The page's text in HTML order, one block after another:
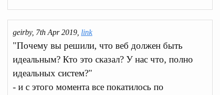
geirby, 7th Apr 2019, link
"Почему вы решили, что веб должен быть
идеальным? Кто это сказал? У нас что, полно
идеальных систем?"
- и с этого момента все покатилось по